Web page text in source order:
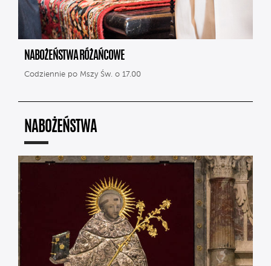
NABOŻEŃSTWA RÓŻAŃCOWE
Codziennie po Mszy Św. o 17.00
NABOŻEŃSTWA